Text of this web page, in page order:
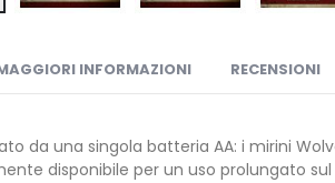
da una singola batteria AA: i mirini
disponibile per un uso prolungato
INFORMAZIONI RECENSIONI